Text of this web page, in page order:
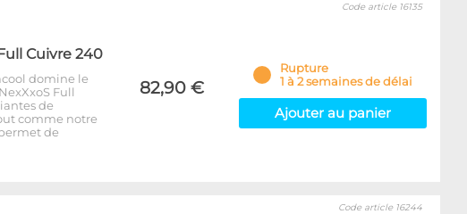
Cuivre 240
domine le
Full
de
comme notre
de
82,90 €
Code article 16135
Rupture
1 à 2 semaines de délai
Ajouter au panier
Code article 16244